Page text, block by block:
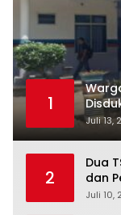
1
Juli 13,
2
Dua
dan
Juli 10,